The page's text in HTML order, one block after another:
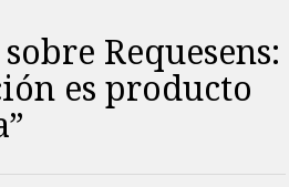
Requesens:
es producto